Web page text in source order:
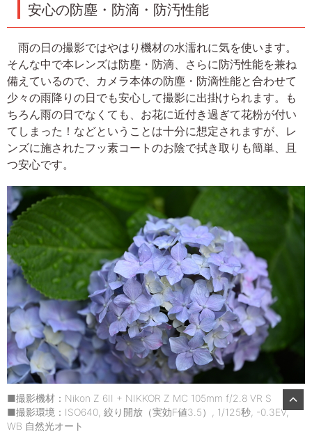
安心の防塵・防滴・防汚性能
雨の日の撮影ではやはり機材の水濡れに気を使います。
そんな中で本レンズは防塵・防滴、さらに防汚性能を兼ね
備えているので、カメラ本体の防塵・防滴性能と合わせて
少々の雨降りの日でも安心して撮影に出掛けられます。も
ちろん雨の日でなくても、お花に近付き過ぎて花粉が付い
てしまった！などということは十分に想定されますが、レ
ンズに施されたフッ素コートのお陰で拭き取りも簡単、且
つ安心です。
■撮影機材：Nikon Z 6II + NIKKOR Z MC 105mm f/2.8 VR S
■撮影環境：ISO640, 絞り開放（実効F値3.5）, 1/125秒, -0.3EV,
WB 自然光オート